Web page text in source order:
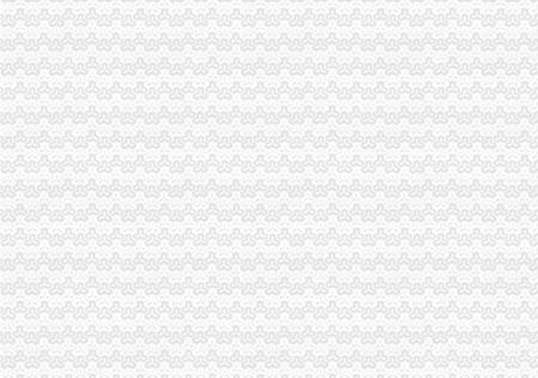
永川局化农资市代办一般纳税人场监管取得初步成效
江津局认真开展的一般纳税人注册流程3·15宣活动
梁平局清理涉农收费造“光执法”一般纳税人怎么交税
秀山局化监管力保“两会”一般纳税人公司条件期间食品安全
南岸局开年工作围绕“七个字”一般纳税人公司注册下功夫
丰都局一般纳税人注册流程做好四项准备工作确保网络分类监管平台全面启用
酉局五项措施启动“3.30”怎么注册一般纳税人任务“倒计时”工作机制
开县局一般纳税人公司条件以三多促三少着力构建和谐工商
璧山局一般纳税人注册流程加节后烟花竹后续监管
荣昌局一般纳税人公司注册五项举措加流通领域食品安全监管
渝北局化通讯市一般纳税人怎么交税场监管出成效
沙坪坝局一般纳税人注册流程全面履行职能十项措施推进社会主义新农村建设
合川局怎么注册一般纳税人围绕五个方面开展平安建设及综宣活动
大足局怎么注册一般纳税人采取五项措施加财务管理
市局积帮助“酉青蒿”一般纳税人注册流程申报地理标志证明商标